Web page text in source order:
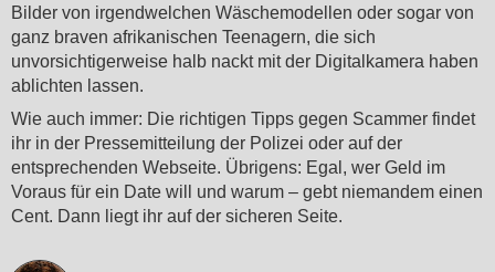
Bilder von irgendwelchen Wäschemodellen oder sogar von
ganz braven afrikanischen Teenagern, die sich
unvorsichtigerweise halb nackt mit der Digitalkamera haben
ablichten lassen.
Wie auch immer: Die richtigen Tipps gegen Scammer findet
ihr in der Pressemitteilung der Polizei oder auf der
entsprechenden Webseite. Übrigens: Egal, wer Geld im
Voraus für ein Date will und warum – gebt niemandem einen
Cent. Dann liegt ihr auf der sicheren Seite.